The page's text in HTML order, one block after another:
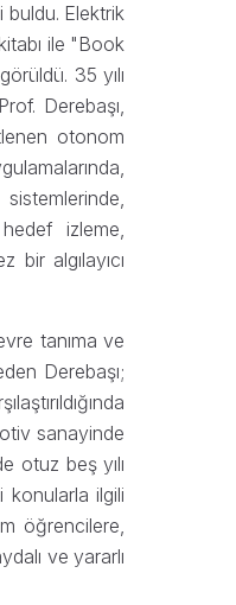
buldu. Elektrik
ile "Book
35 yılı
Derebaşı,
otonom
izleme,
bir algılayıcı
tanıma ve
Derebaşı;
sanayinde
otuz beş yılı
konularla ilgili
öğrencilere,
ve yararlı